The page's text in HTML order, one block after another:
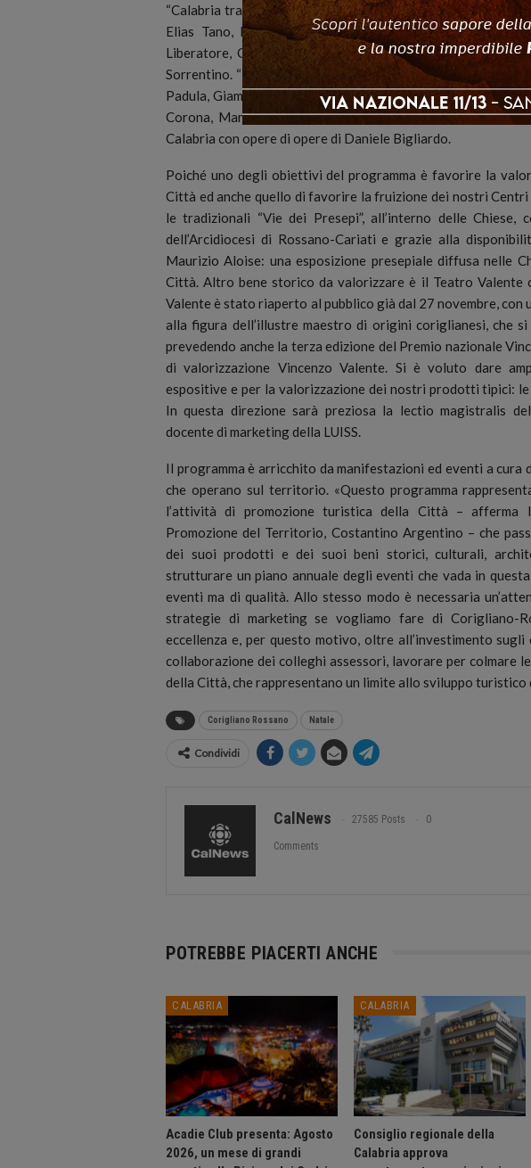
“Calabria tra le nuvole” con opere di Bruno Brindisi, Raffaele
Elias Tano, La Tram, Stefano Casini, Marina Comandini
Liberatore, Giulio Rincione, Prenzy, Daniele Bigliardo.
Sorrentino. “Il lato oscuro della luna” con opere di Diala
Padula, Giampiero Casertano, Eugenio Sicomoro, Raul
Corona, Marina Comandini, Daniele Bigliardo, Luca Ralli,
Calabria con opere di opere di Daniele Bigliardo.
Poiché uno degli obiettivi del programma è favorire la
Città ed anche quello di favorire la fruizione dei nostri
le tradizionali “Vie dei Presepi”, all’interno delle Chiese,
dell’Arcidiocesi di Rossano-Cariati e grazie alla
Maurizio Aloise: una esposizione presepiale diffusa nelle
Città. Altro bene storico da valorizzare è il Teatro Valente
Valente è stato riaperto al pubblico già dal 27 novembre, con
alla figura dell’illustre maestro di origini coriglianesi, che
prevedendo anche la terza edizione del Premio nazionale
di valorizzazione Vincenzo Valente. Si è voluto dare
espositive e per la valorizzazione dei nostri prodotti tipici: le
In questa direzione sarà preziosa la lectio magistralis
docente di marketing della LUISS.
Il programma è arricchito da manifestazioni ed eventi a cura
che operano sul territorio. «Questo programma
l’attività di promozione turistica della Città – afferma
Promozione del Territorio, Costantino Argentino – che
dei suoi prodotti e dei suoi beni storici, culturali,
strutturare un piano annuale degli eventi che vada in
eventi ma di qualità. Allo stesso modo è necessaria
strategie di marketing se vogliamo fare di Corigliano-
eccellenza e, per questo motivo, oltre all’investimento
collaborazione dei colleghi assessori, lavorare per colmare
della Città, che rappresentano un limite allo sviluppo
Corigliano Rossano Natale
Condividi
CalNews 27585 Posts 0
Comments
POTREBBE PIACERTI ANCHE
CALABRIA
Acadie Club presenta: Agosto
2026, un mese di grandi
CALABRIA
Consiglio regionale della
Calabria approva